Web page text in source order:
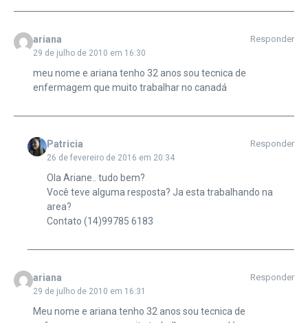
ariana
29 de julho de 2010 em 16:30
Responder
meu nome e ariana tenho 32 anos sou tecnica de
enfermagem que muito trabalhar no canadá
Patricia
26 de fevereiro de 2016 em 20:34
Responder
Ola Ariane.. tudo bem?
Você teve alguma resposta? Ja esta trabalhando na
area?
Contato (14)99785 6183
ariana
29 de julho de 2010 em 16:31
Responder
Meu nome e ariana tenho 32 anos sou tecnica de